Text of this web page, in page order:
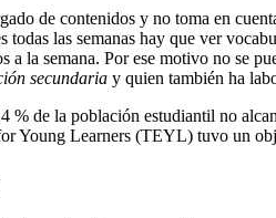
de contenidos y no toma en
las semanas hay que ver
la semana. Por ese motivo no se
secundaria y quien también ha
% de la población estudiantil no
Young Learners (TEYL) tuvo un